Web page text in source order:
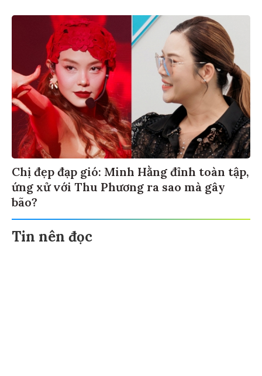
Chị đẹp đạp gió: Minh Hằng đỉnh toàn tập,
ứng xử với Thu Phương ra sao mà gây
bão?
Tin nên đọc